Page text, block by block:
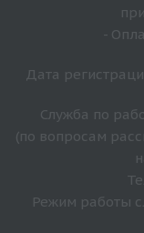
-
Дата
Служба по
(по вопросам
Режим работы